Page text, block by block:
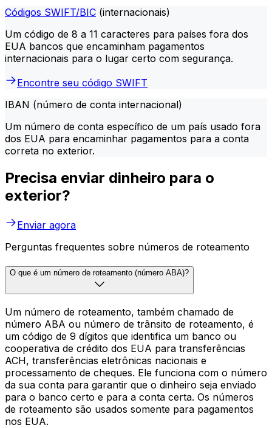
Códigos SWIFT/BIC (internacionais)
Um código de 8 a 11 caracteres para países fora dos
EUA bancos que encaminham pagamentos
internacionais para o lugar certo com segurança.
Encontre seu código SWIFT
IBAN (número de conta internacional)
Um número de conta específico de um país usado fora
dos EUA para encaminhar pagamentos para a conta
correta no exterior.
Precisa enviar dinheiro para o
exterior?
Enviar agora
Perguntas frequentes sobre números de roteamento
O que é um número de roteamento (número ABA)?
Um número de roteamento, também chamado de
número ABA ou número de trânsito de roteamento, é
um código de 9 dígitos que identifica um banco ou
cooperativa de crédito dos EUA para transferências
ACH, transferências eletrônicas nacionais e
processamento de cheques. Ele funciona com o número
da sua conta para garantir que o dinheiro seja enviado
para o banco certo e para a conta certa. Os números
de roteamento são usados somente para pagamentos
nos EUA.